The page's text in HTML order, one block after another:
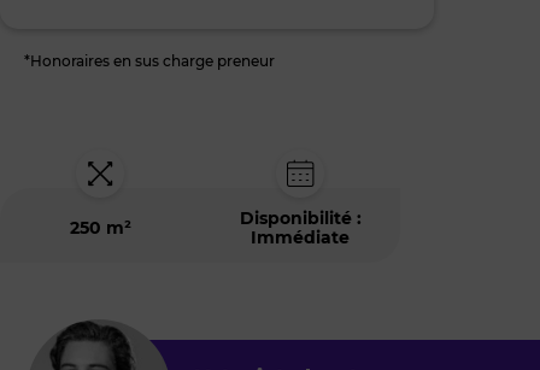
*Honoraires en sus charge preneur
250 m²
Disponibilité :
Immédiate